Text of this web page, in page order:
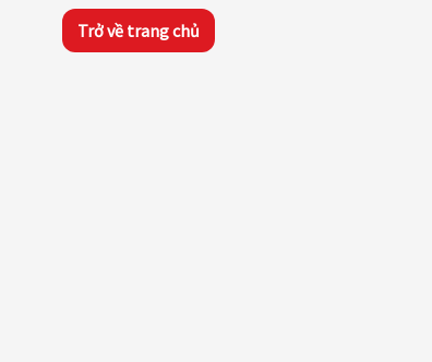
Trở về trang chủ